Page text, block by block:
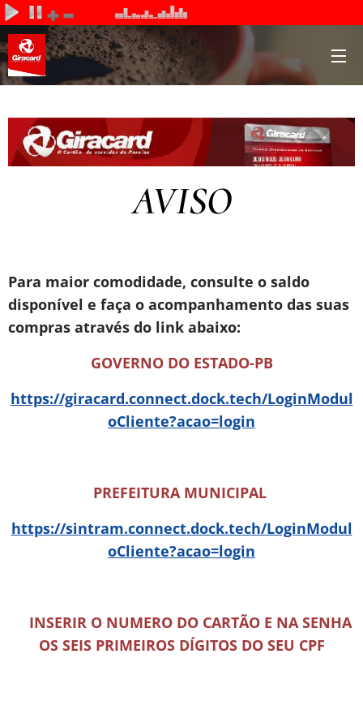
AVISO
Para maior comodidade, consulte o saldo
disponível e faça o acompanhamento das suas
compras através do link abaixo:
GOVERNO DO ESTADO-PB
https://giracard.connect.dock.tech/LoginModul
oCliente?acao=login
PREFEITURA MUNICIPAL
https://sintram.connect.dock.tech/LoginModul
oCliente?acao=login
📍INSERIR O NUMERO DO CARTÃO E NA SENHA
OS SEIS PRIMEIROS DÍGITOS DO SEU CPF